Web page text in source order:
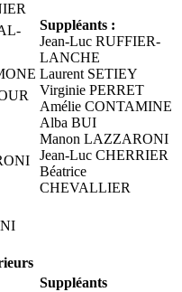
Suppléants :
Jean-Luc RUFFIER-
LANCHE
Laurent SETIEY
Virginie PERRET
Amélie CONTAMINE
Alba BUI
Manon LAZZARONI
Jean-Luc CHERRIER
Béatrice
CHEVALLIER
Suppléants